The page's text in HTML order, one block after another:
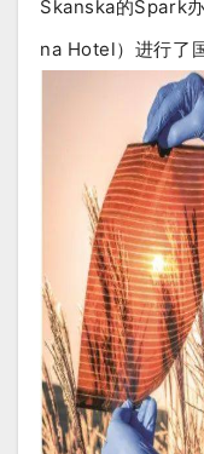
Skanska的Spark
na Hotel）进行了